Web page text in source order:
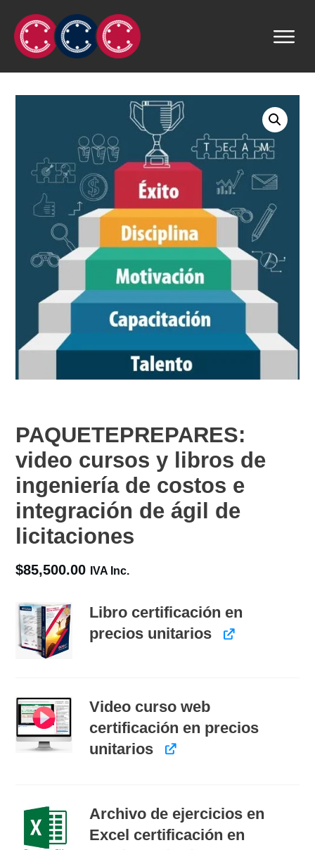
PAQUETEPREPARES:
video cursos y libros de
ingeniería de costos e
integración de ágil de
licitaciones
$85,500.00 IVA Inc.
Libro certificación en
precios unitarios
Video curso web
certificación en precios
unitarios
Archivo de ejercicios en
Excel certificación en